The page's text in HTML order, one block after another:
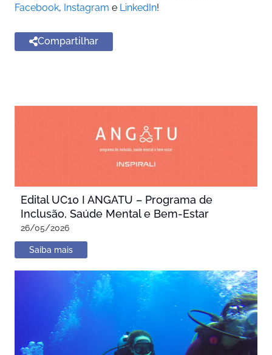
Facebook, Instagram e LinkedIn!
Compartilhar
Edital UC10 I ANGATU – Programa de
Inclusão, Saúde Mental e Bem-Estar
26/05/2026
Saiba mais